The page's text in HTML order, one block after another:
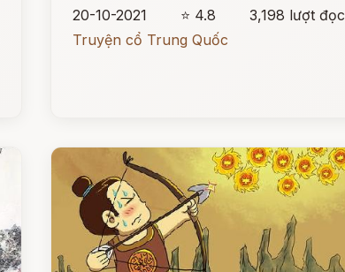
20-10-2021
⭐ 4.8
3,198 lượt đọc
Truyện cổ Trung Quốc